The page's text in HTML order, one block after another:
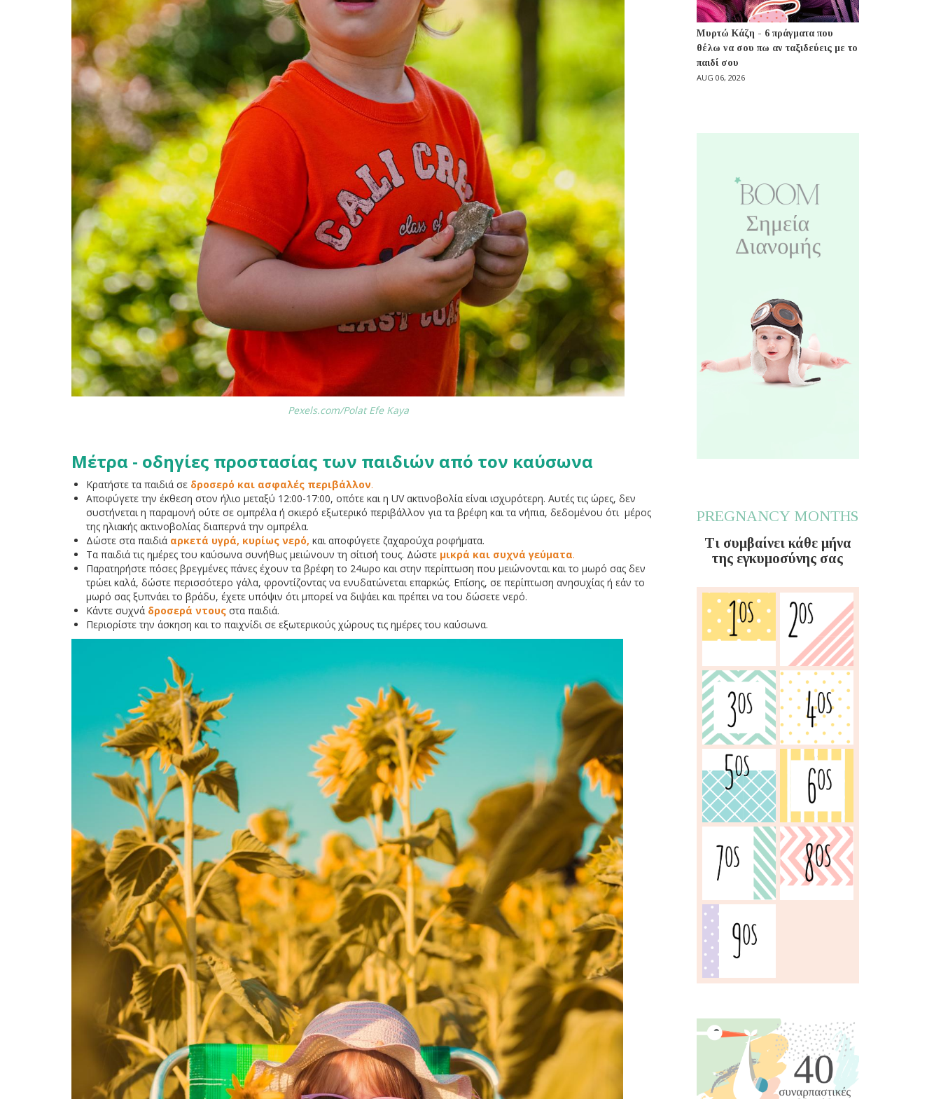
Pexels.com/Polat Efe Kaya
Μέτρα - οδηγίες προστασίας των παιδιών από τον καύσωνα
Κρατήστε τα παιδιά σε δροσερό και ασφαλές περιβάλλον.
Αποφύγετε την έκθεση στον ήλιο μεταξύ 12:00-17:00, οπότε και η UV ακτινοβολία είναι ισχυρότερη. Αυτές τις ώρες, δεν
συστήνεται η παραμονή ούτε σε ομπρέλα ή σκιερό εξωτερικό περιβάλλον για τα βρέφη και τα νήπια, δεδομένου ότι μέρος
της ηλιακής ακτινοβολίας διαπερνά την ομπρέλα.
Δώστε στα παιδιά αρκετά υγρά, κυρίως νερό, και αποφύγετε ζαχαρούχα ροφήματα.
Τα παιδιά τις ημέρες του καύσωνα συνήθως μειώνουν τη σίτισή τους. Δώστε μικρά και συχνά γεύματα.
Παρατηρήστε πόσες βρεγμένες πάνες έχουν τα βρέφη το 24ωρο και στην περίπτωση που μειώνονται και το μωρό σας δεν
τρώει καλά, δώστε περισσότερο γάλα, φροντίζοντας να ενυδατώνεται επαρκώς. Επίσης, σε περίπτωση ανησυχίας ή εάν το
μωρό σας ξυπνάει το βράδυ, έχετε υπόψιν ότι μπορεί να διψάει και πρέπει να του δώσετε νερό.
Κάντε συχνά δροσερά ντους στα παιδιά.
Περιορίστε την άσκηση και το παιχνίδι σε εξωτερικούς χώρους τις ημέρες του καύσωνα.
Μυρτώ Κάζη - 6 πράγματα που
θέλω να σου πω αν ταξιδεύεις με το
παιδί σου
AUG 06, 2026
PREGNANCY MONTHS
Τι συμβαίνει κάθε μήνα
της εγκυμοσύνης σας